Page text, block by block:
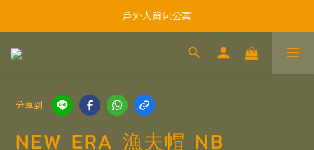
戶外人背包公寓
分享到
NEW ERA 漁夫帽 NB